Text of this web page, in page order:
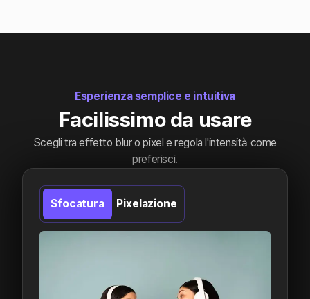
Esperienza semplice e intuitiva
Facilissimo da usare
Scegli tra effetto blur o pixel e regola l'intensità come
preferisci.
Sfocatura Pixelazione